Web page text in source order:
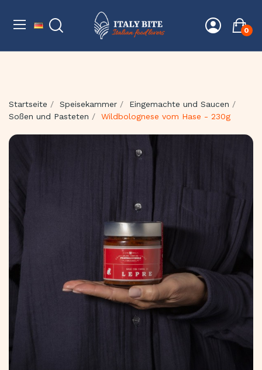
0
Startseite Speisekammer
Eingemachte und Saucen
Soßen und Pasteten
Wildbolognese vom Hase - 230g